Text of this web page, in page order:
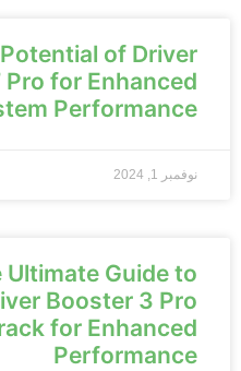
Potential of Driver
Pro for Enhanced
Performance
نوفمبر 1, 2024
Ultimate Guide to
Booster 3 Pro
for Enhanced
Performance